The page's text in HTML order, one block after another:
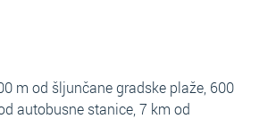
m od šljunčane gradske plaže, 600
autobusne stanice, 7 km od